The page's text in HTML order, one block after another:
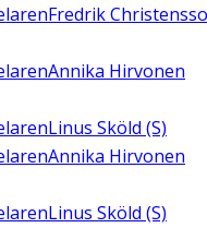
Fredrik
Annika Hirvonen
Linus Sköld (S)
Annika Hirvonen
Linus Sköld (S)